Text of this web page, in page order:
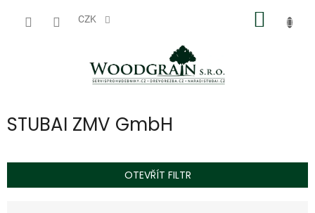
CZK
STUBAI ZMV GmbH
OTEVŘÍT FILTR